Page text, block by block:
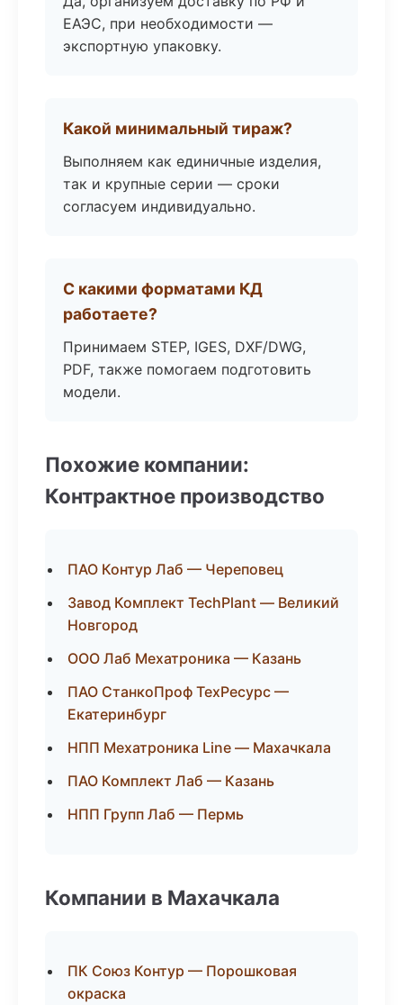
ЕАЭС, при необходимости —
экспортную упаковку.
Какой минимальный тираж?
Выполняем как единичные изделия,
так и крупные серии — сроки
согласуем индивидуально.
С какими форматами КД
работаете?
Принимаем STEP, IGES, DXF/DWG,
PDF, также помогаем подготовить
модели.
Похожие компании:
Контрактное производство
ПАО Контур Лаб — Череповец
Завод Комплект TechPlant — Великий
Новгород
ООО Лаб Мехатроника — Казань
ПАО СтанкоПроф ТехРесурс —
Екатеринбург
НПП Мехатроника Line — Махачкала
ПАО Комплект Лаб — Казань
НПП Групп Лаб — Пермь
Компании в Махачкала
ПК Союз Контур — Порошковая
окраска